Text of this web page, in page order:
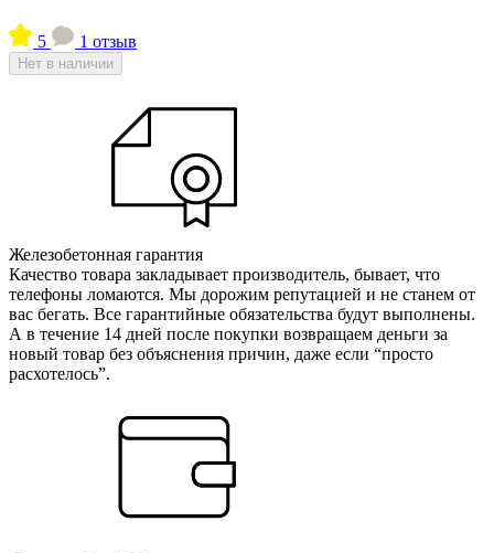
5 1 отзыв
Нет в наличии
Железобетонная гарантия
Качество товара закладывает производитель, бывает, что
телефоны ломаются. Мы дорожим репутацией и не станем от
вас бегать. Все гарантийные обязательства будут выполнены.
А в течение 14 дней после покупки возвращаем деньги за
новый товар без объяснения причин, даже если “просто
расхотелось”.